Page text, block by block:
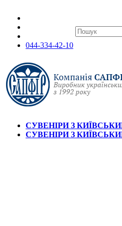
044-334-42-10
СУВЕНІРИ З
СУВЕНІРИ З